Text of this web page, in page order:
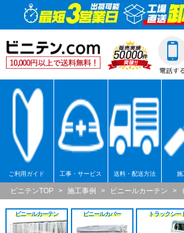
ご利用ガイド 工事・サービス 送料・配送方法 施
ビニテンTOP > 施工事例 > ビニールカーテン >
ビニールカーテン ビニールカバー トラックシー
ビニールカーテン
ジャバラビニールカーテン
のれんカーテン式
ロールスクリーン
アコーディオンドア
ネットカーテン網
大型カーテンレール
間仕切ポール
ご利用ガイド
他社との違い
ご注文の流れ
送料・配送方法
返品・交換
お支払い方法
大口割引